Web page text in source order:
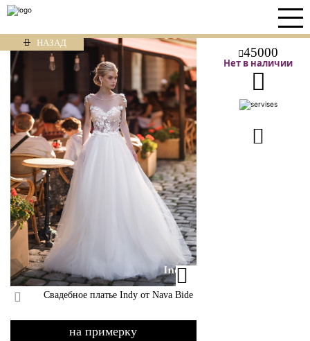
НАЗАД
45000
Нет в наличии
Свадебное платье Indy от Nava Bide
на примерку